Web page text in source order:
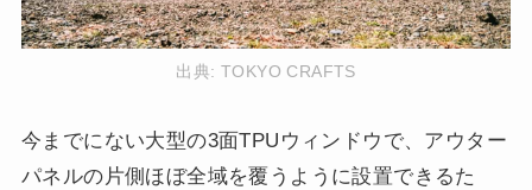
出典: TOKYO CRAFTS
今までにない大型の3面TPUウィンドウで、アウター
パネルの片側ほぼ全域を覆うように設置できるた